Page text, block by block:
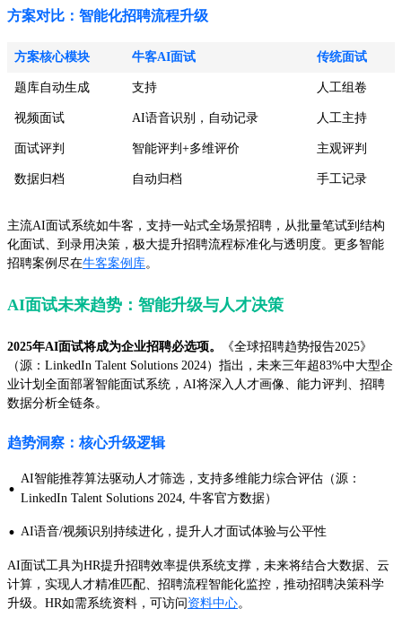
方案对比：智能化招聘流程升级
方案核心模块 牛客AI面试 传统面试
题库自动生成 支持 人工组卷
视频面试 AI语音识别，自动记录 人工主持
面试评判 智能评判+多维评价 主观评判
数据归档 自动归档 手工记录
主流AI面试系统如牛客，支持一站式全场景招聘，从批量笔试到结构
化面试、到录用决策，极大提升招聘流程标准化与透明度。更多智能
招聘案例尽在牛客案例库。
AI面试未来趋势：智能升级与人才决策
2025年AI面试将成为企业招聘必选项。
《全球招聘趋势报告2025》
（源：LinkedIn Talent Solutions 2024）指出，未来三年超83%中大型企
业计划全面部署智能面试系统，AI将深入人才画像、能力评判、招聘
数据分析全链条。
趋势洞察：核心升级逻辑
· AI智能推荐算法驱动人才筛选，支持多维能力综合评估（源：
LinkedIn Talent Solutions 2024, 牛客官方数据）
· AI语音/视频识别持续进化，提升人才面试体验与公平性
AI面试工具为HR提升招聘效率提供系统支撑，未来将结合大数据、云
计算，实现人才精准匹配、招聘流程智能化监控，推动招聘决策科学
升级。HR如需系统资料，可访问 资料中心。